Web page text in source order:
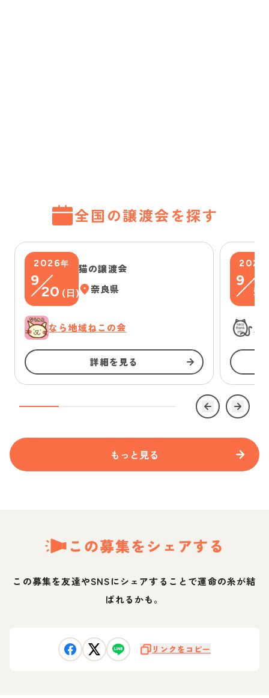
全国の譲渡会を探す
2026年
9
20 ( 日)
猫の譲渡会
奈良県
なら地域ねこの会
詳細を見る
2026
9
5
もっと見る
この募集をシェアする
この募集を友達やSNSにシェアすることで運命の糸が結
ばれるかも。
リンクをコピー